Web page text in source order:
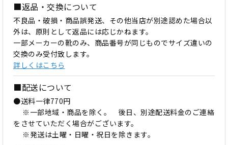
■返品・交換について
不良品・破損・商品誤発送、その他当店が別途認めた場合以
外は、原則として返品には応じかねます。
一部メーカーの靴のみ、商品番号が同じものでサイズ違いの
交換のみ受付致します。
詳しくはこちら
■配送について
●送料一律770円
※一部地域・商品を除く。 後日、別途配送料金のご連絡
をさせていただく場合がございます。
※発送は土曜・日曜・祝日を除きます。